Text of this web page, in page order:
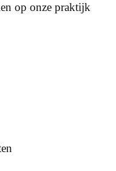
op onze praktijk